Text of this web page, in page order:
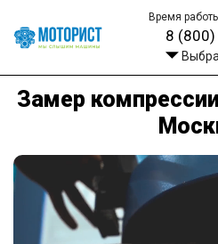
Время
8
Замер